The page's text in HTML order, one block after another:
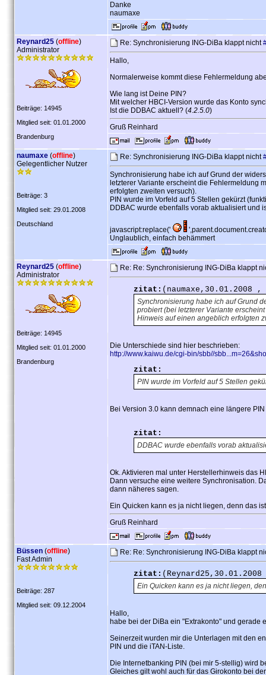
Danke
naumaxe
Reynard25 (offline)
Administrator
Beiträge: 14945
Mitglied seit: 01.01.2000
Brandenburg
Re: Synchronisierung ING-DiBa klappt nicht
Hallo,
Normalerweise kommt diese Fehlermeldung
Wie lang ist Deine PIN?
Mit welcher HBCI-Version wurde das Konto
Ist die DDBAC aktuell? (4.2.5.0)
Gruß Reinhard
naumaxe (offline)
Gelegentlicher Nutzer
Beiträge: 3
Mitglied seit: 29.01.2008
Deutschland
Re: Synchronisierung ING-DiBa klappt nicht
Synchronisierung habe ich auf Grund der
letzterer Variante erscheint die Fehlermeldung
erfolgten zweiten versuch).
PIN wurde im Vorfeld auf 5 Stellen gekürzt
DDBAC wurde ebenfalls vorab aktualisiert und
javascript:replace('
Unglaublich, einfach behämmert
Reynard25 (offline)
Administrator
Beiträge: 14945
Mitglied seit: 01.01.2000
Brandenburg
Re: Re: Synchronisierung ING-DiBa klappt
zitat: (naumaxe,30.01.2008
Synchronisierung habe ich auf Grund
probiert (bei letzterer Variante
Hinweis auf einen angeblich erfolgten
Die Unterschiede sind hier beschrieben:
http://www.kaiwu.de/cgi-bin/sbb//
zitat:
PIN wurde im Vorfeld auf 5 Stellen
Bei Version 3.0 kann demnach eine längere
zitat:
DDBAC wurde ebenfalls vorab
Ok. Aktivieren mal unter Herstellerhinweis das
Dann versuche eine weitere Synchronisation.
dann näheres sagen.
Ein Quicken kann es ja nicht liegen, denn das
Gruß Reinhard
Büssen (offline)
Fast Admin
Beiträge: 287
Mitglied seit: 09.12.2004
Re: Re: Synchronisierung ING-DiBa klappt
zitat:
Ein Quicken kann es ja nicht liegen,
Hallo,
habe bei der DiBa ein "Extrakonto" und gerade
Seinerzeit wurden mir die Unterlagen mit den
PIN und die iTAN-Liste.
Die Internetbanking PIN (bei mir 5-stellig) wird
Gleiches gilt wohl auch für das Girokonto bei